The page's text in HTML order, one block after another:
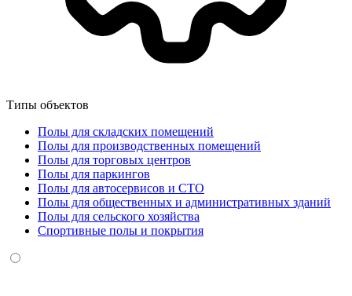
Типы объектов
Полы для складских помещений
Полы для производственных помещений
Полы для торговых центров
Полы для паркингов
Полы для автосервисов и СТО
Полы для общественных и административных зданий
Полы для сельского хозяйства
Спортивные полы и покрытия